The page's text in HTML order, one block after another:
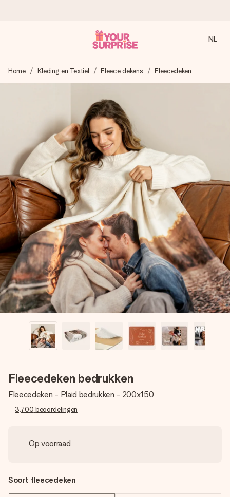
We maken jouw cadeau met zorg en zorgen dat het
razendsnel onderweg is - zodat jij kunt geven op precies
4,8 (gebaseerd op +8.000 reviews)
Onze cadeaus worden gewaardeerd. Klanten beoordelen
ons met een 4,7 op Google Reviews
Gratis wenskaartje
Je maakt in een paar stappen iets unieks – met haar naam,
jullie foto of een boodschap die raakt. Zonder gedoe, maar
met alle aandacht voor het moment.
NL
Home Kleding en Textiel Fleece dekens Fleecedeken
Fleecedeken bedrukken
Fleecedeken - Plaid bedrukken - 200x150
3,700 beoordelingen
Op voorraad
Soort fleecedeken